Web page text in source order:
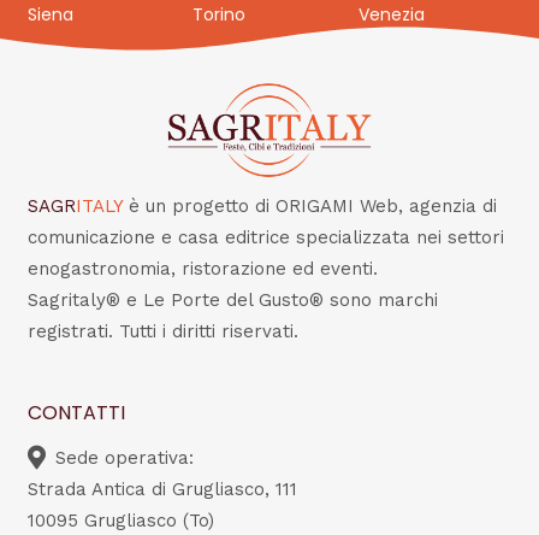
Siena
Torino Venezia
SAGRITALY è un progetto di ORIGAMI Web, agenzia di
comunicazione e casa editrice specializzata nei settori
enogastronomia, ristorazione ed eventi.
Sagritaly® e Le Porte del Gusto® sono marchi
registrati. Tutti i diritti riservati.
CONTATTI
Sede operativa:
Strada Antica di Grugliasco, 111
10095 Grugliasco (To)